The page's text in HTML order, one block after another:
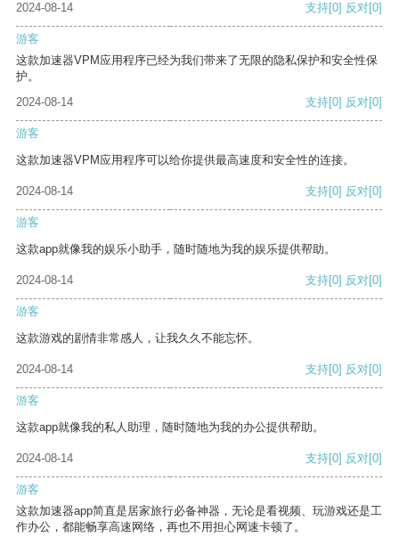
2024-08-14 支持[0] 反对[0]
游客
这款加速器VPM应用程序已经为我们带来了无限的隐私保护和安全性保
护。
2024-08-14
支持[0] 反对[0]
游客
这款加速器VPM应用程序可以给你提供最高速度和安全性的连接。
2024-08-14 支持[0] 反对[0]
游客
这款app就像我的娱乐小助手，随时随地为我的娱乐提供帮助。
2024-08-14 支持[0] 反对[0]
游客
这款游戏的剧情非常感人，让我久久不能忘怀。
2024-08-14 支持[0] 反对[0]
游客
这款app就像我的私人助理，随时随地为我的办公提供帮助。
2024-08-14 支持[0] 反对[0]
游客
这款加速器app简直是居家旅行必备神器，无论是看视频、玩游戏还是工
作办公，都能畅享高速网络，再也不用担心网速卡顿了。